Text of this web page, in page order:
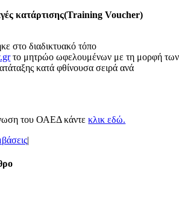
κατάρτισης(Training Voucher)
στο διαδικτυακό τόπο
το μητρώο ωφελουμένων με τη μορφή των
κατά φθίνουσα σειρά ανά
του ΟΑΕΔ κάντεκλικ εδώ.
|